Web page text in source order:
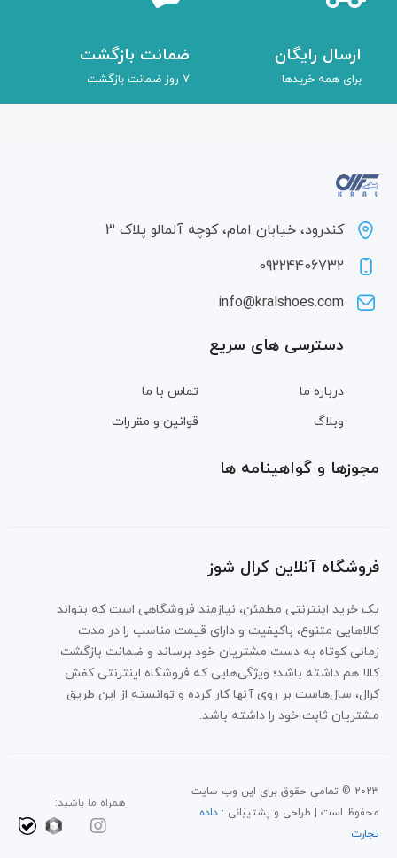
ارسال رایگان
برای همه خریدها
ضمانت بازگشت
7 روز ضمانت بازگشت
کندرود، خیابان امام، کوچه آلمالو پلاک 3
09224406732
info@kralshoes.com
دسترسی های سریع
درباره ما
تماس با ما
وبلاگ
قوانین و مقررات
مجوزها و گواهینامه ها
فروشگاه آنلاین کرال شوز
یک خرید اینترنتی مطمئن، نیازمند فروشگاهی است که بتواند
کالاهایی متنوع، باکیفیت و دارای قیمت مناسب را در مدت
زمانی کوتاه به دست مشتریان خود برساند و ضمانت بازگشت
کالا هم داشته باشد؛ ویژگی‌هایی که فروشگاه اینترنتی کفش
کرال، سال‌هاست بر روی آنها کار کرده و توانسته از این طریق
مشتریان ثابت خود را داشته باشد.
2023 © تمامی حقوق برای این وب سایت
محفوظ است | طراحی و پشتیبانی : داده
تجارت
همراه ما باشید: